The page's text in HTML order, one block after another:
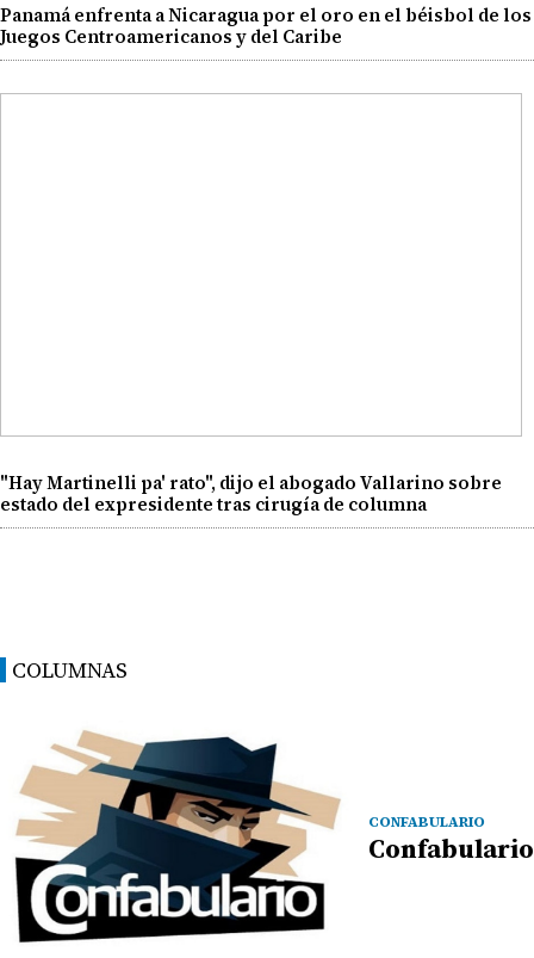
Panamá enfrenta a Nicaragua por el oro en el béisbol de los
Juegos Centroamericanos y del Caribe
"Hay Martinelli pa' rato", dijo el abogado Vallarino sobre
estado del expresidente tras cirugía de columna
COLUMNAS
CONFABULARIO
Confabulario